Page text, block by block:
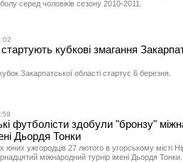
серед чоловіків сезону 2010-2011.
кубкові змагання
Закарпатської області стартує 6 березня.
футболісти здобули "бронзу"
Дьордя Тонки
юних ужгородців 27 лютого в угорському місті
міжнародний турнір імені Дьордя Тонки.